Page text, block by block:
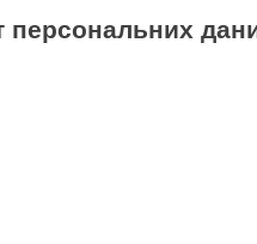
персональних